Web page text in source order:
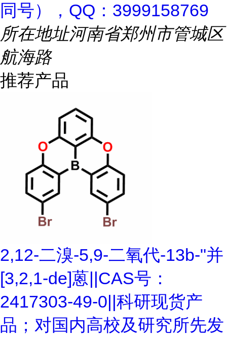
同号），QQ：3999158769
所在地址河南省郑州市管城区
航海路
推荐产品
2,12-二溴-5,9-二氧代-13b-"并
[3,2,1-de]蒽||CAS号：
2417303-49-0||科研现货产
品；对国内高校及研究所先发